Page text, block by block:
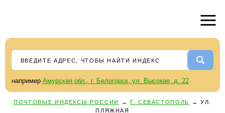
например Амурская обл., г. Белогорск, ул. Высокая, д. 22
ПОЧТОВЫЕ ИНДЕКСЫ РОССИИ → Г. СЕВАСТОПОЛЬ → УЛ.
ПЛЯЖНАЯ